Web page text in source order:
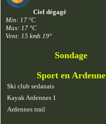
Ciel dégagé
Min: 17 °C
Max: 17 °C
Vent: 15 kmh 19°
Sondage
Sport en Ardenne
Ski club sedanais
Kayak Ardennes 1
Ardennes trail